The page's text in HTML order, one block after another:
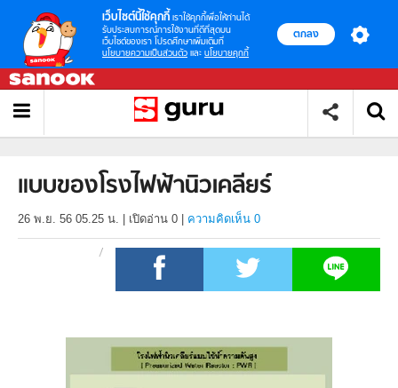
เว็บไซต์นี้ใช้คุกกี้ เราใช้คุกกี้เพื่อให้ท่านได้
รับประสบการณ์การใช้งานที่ดีที่สุดบน
เว็บไซต์ของเรา โปรดศึกษาเพิ่มเติมที่
นโยบายความเป็นส่วนตัว และ นโยบายคุกกี้
ตกลง
แบบของโรงไฟฟ้านิวเคลียร์
26 พ.ย. 56 05.25 น. เปิดอ่าน 0 ความคิดเห็น 0